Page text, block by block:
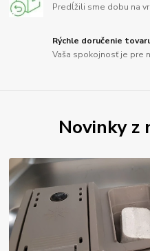
Predĺžili sme dobu na
Rýchle doručenie
Vaša spokojnosť je pre
Novinky z